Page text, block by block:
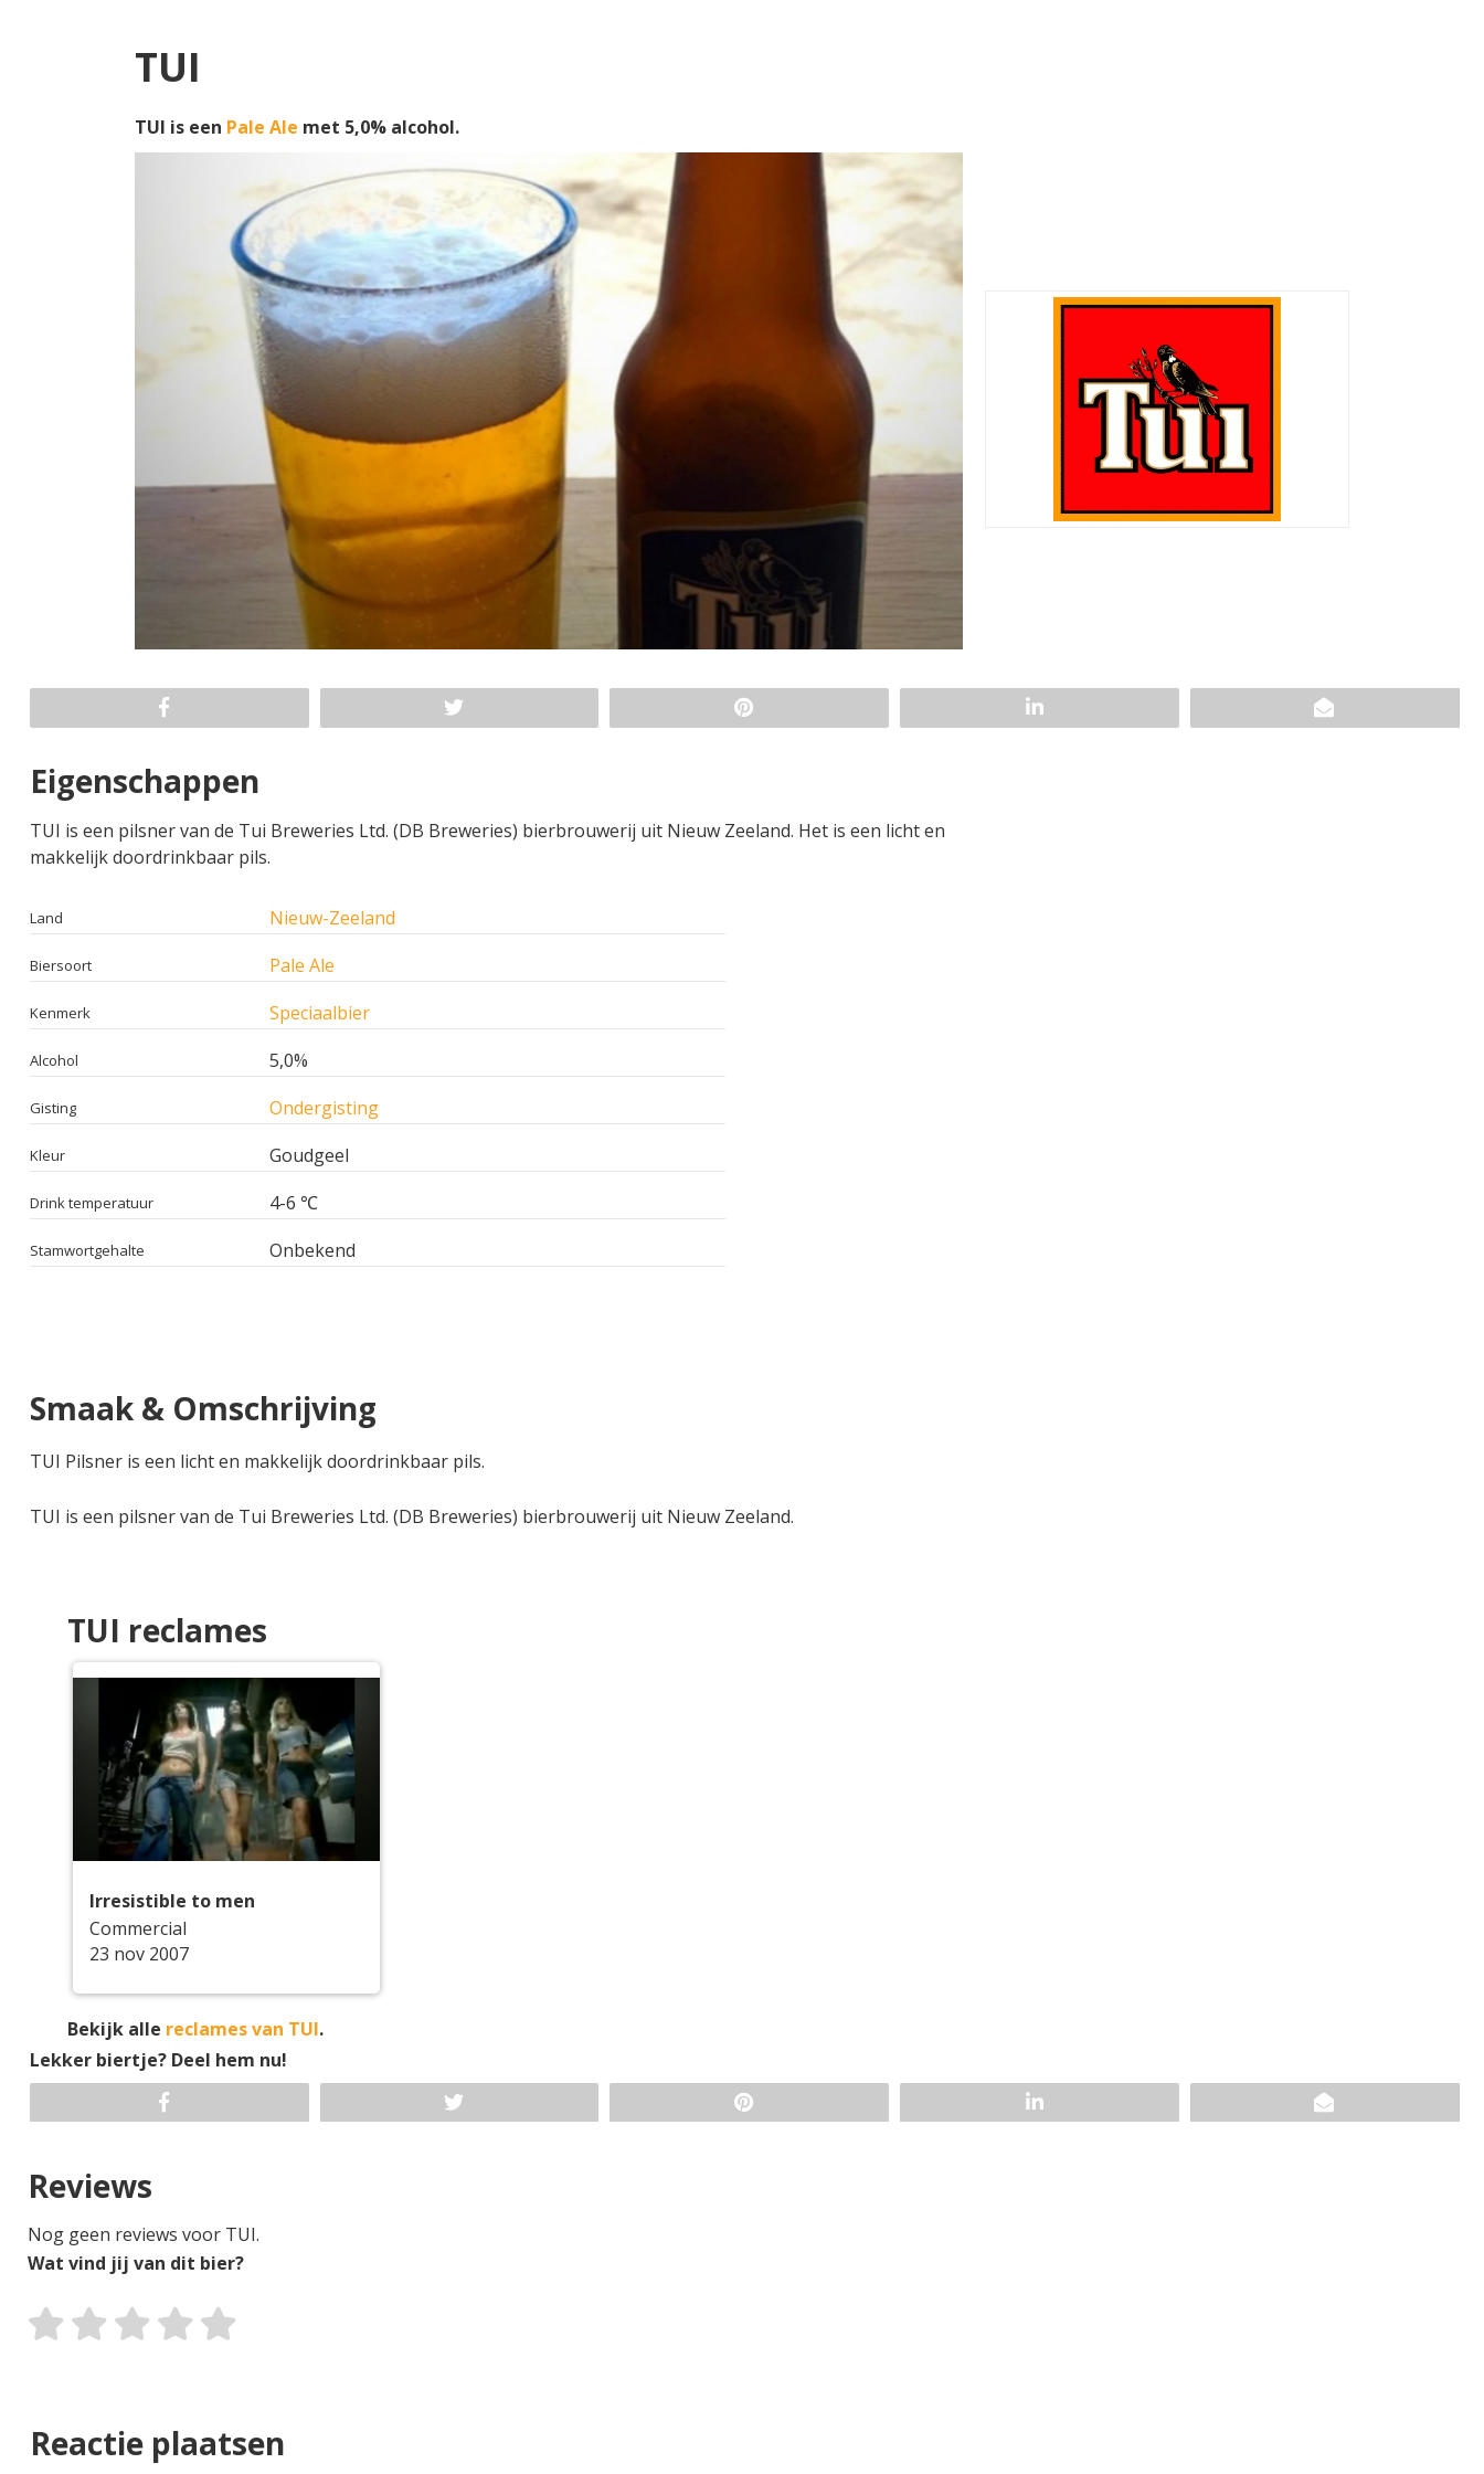
TUI
TUI is een Pale Ale met 5,0% alcohol.
Eigenschappen
TUI is een pilsner van de Tui Breweries Ltd. (DB Breweries) bierbrouwerij uit Nieuw Zeeland. Het is een licht en
makkelijk doordrinkbaar pils.
Land Nieuw-Zeeland
Biersoort Pale Ale
Kenmerk Speciaalbier
Alcohol 5,0%
Gisting Ondergisting
Kleur Goudgeel
Drink temperatuur 4-6 ℃
Stamwortgehalte Onbekend
Smaak & Omschrijving
TUI Pilsner is een licht en makkelijk doordrinkbaar pils.
TUI is een pilsner van de Tui Breweries Ltd. (DB Breweries) bierbrouwerij uit Nieuw Zeeland.
TUI reclames
Irresistible to men
Commercial
23 nov 2007
Bekijk alle reclames van TUI.
Lekker biertje? Deel hem nu!
Reviews
Nog geen reviews voor TUI.
Wat vind jij van dit bier?
Reactie plaatsen